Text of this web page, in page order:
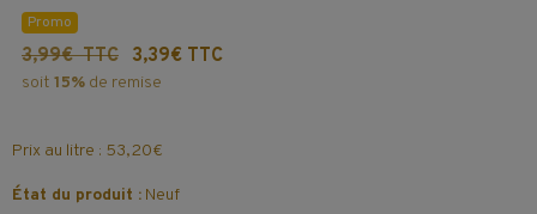
Promo
3,99€ TTC 3,39€ TTC
soit 15% de remise
Prix au litre : 53,20€
État du produit : Neuf